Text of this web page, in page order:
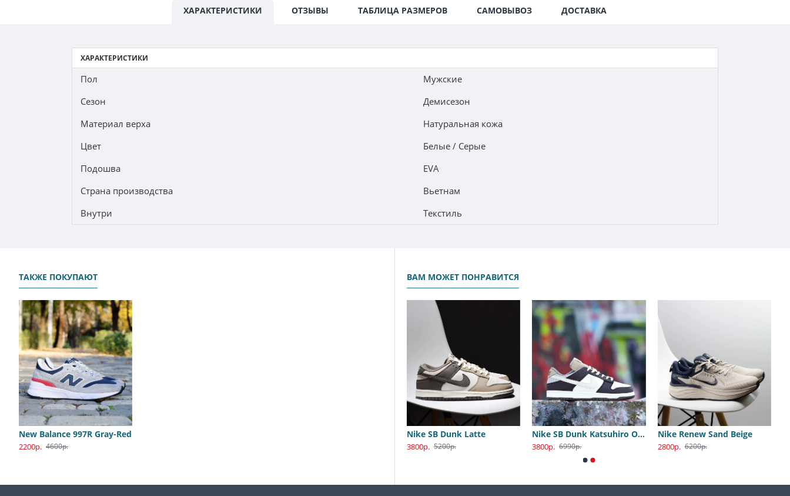
ХАРАКТЕРИСТИКИ ОТЗЫВЫ ТАБЛИЦА РАЗМЕРОВ САМОВЫВОЗ ДОСТАВКА
ХАРАКТЕРИСТИКИ
Пол
Мужские
Сезон
Демисезон
Материал верха
Натуральная кожа
Цвет
Белые / Серые
Подошва
EVA
Страна производства
Вьетнам
Внутри
Текстиль
ТАКЖЕ ПОКУПАЮТ
New Balance 997R Gray-Red
2200р. 4600р.
ВАМ МОЖЕТ ПОНРАВИТСЯ
Adidas PureBoost All White
2400р. 8900р.
Nike SB Dunk Latte
3800р. 5200р.
Nike SB Dunk Katsuhiro Otomo
3800р. 6990р.
Nike Renew Sand Beige
2800р. 6200р.